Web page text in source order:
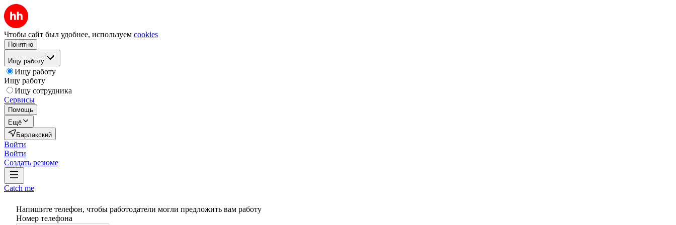
Чтобы сайт был удобнее, используем cookies
Понятно
Ищу работу
Ищу работу
Ищу работу
Ищу сотрудника
Сервисы
Помощь
Ещё
Барлакский
Войти
Войти
Создать резюме
Catch me
Напишите телефон, чтобы работодатели могли предложить вам работу
Номер телефона